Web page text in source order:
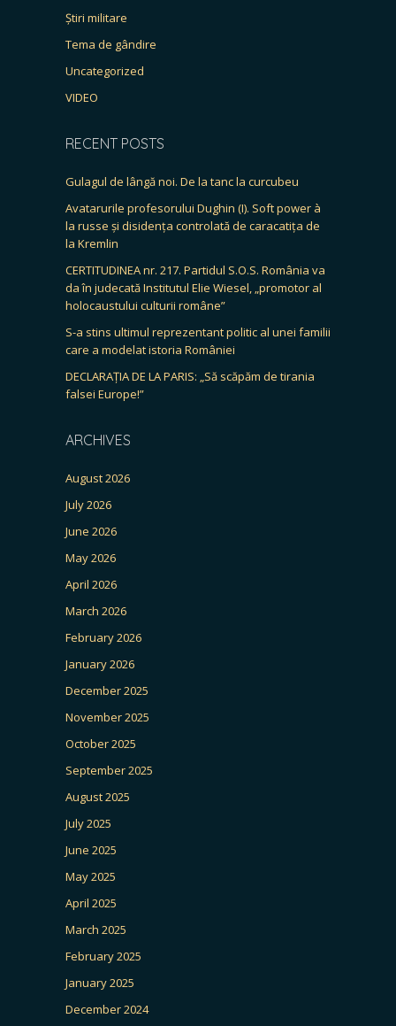
Știri militare
Tema de gândire
Uncategorized
VIDEO
RECENT POSTS
Gulagul de lângă noi. De la tanc la curcubeu
Avatarurile profesorului Dughin (I). Soft power à
la russe și disidența controlată de caracatița de
la Kremlin
CERTITUDINEA nr. 217. Partidul S.O.S. România va
da în judecată Institutul Elie Wiesel, „promotor al
holocaustului culturii române”
S-a stins ultimul reprezentant politic al unei familii
care a modelat istoria României
DECLARAȚIA DE LA PARIS: „Să scăpăm de tirania
falsei Europe!”
ARCHIVES
August 2026
July 2026
June 2026
May 2026
April 2026
March 2026
February 2026
January 2026
December 2025
November 2025
October 2025
September 2025
August 2025
July 2025
June 2025
May 2025
April 2025
March 2025
February 2025
January 2025
December 2024